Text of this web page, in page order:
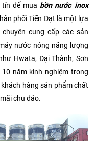
để mua bồn nước inox
phối Tiến Đạt là một lựa
cung cấp các sản
nước nóng năng lượng
Hwata, Đại Thành, Sơn
10 năm kinh nghiệm trong
hàng sản phẩm chất
chu đáo.